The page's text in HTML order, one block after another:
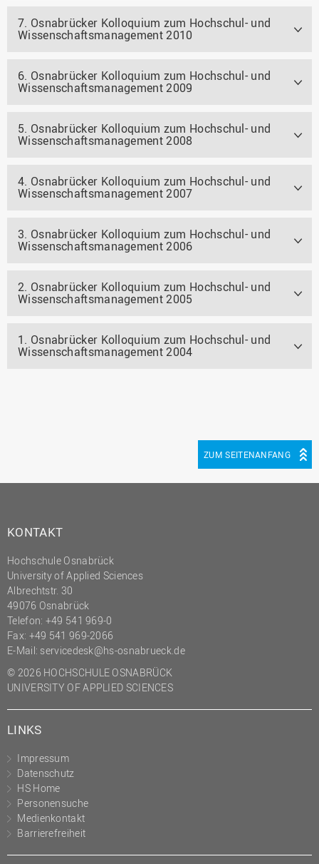
7. Osnabrücker Kolloquium zum Hochschul- und
Wissenschaftsmanagement 2010
6. Osnabrücker Kolloquium zum Hochschul- und
Wissenschaftsmanagement 2009
5. Osnabrücker Kolloquium zum Hochschul- und
Wissenschaftsmanagement 2008
4. Osnabrücker Kolloquium zum Hochschul- und
Wissenschaftsmanagement 2007
3. Osnabrücker Kolloquium zum Hochschul- und
Wissenschaftsmanagement 2006
2. Osnabrücker Kolloquium zum Hochschul- und
Wissenschaftsmanagement 2005
1. Osnabrücker Kolloquium zum Hochschul- und
Wissenschaftsmanagement 2004
ZUM SEITENANFANG
KONTAKT
Hochschule Osnabrück
University of Applied Sciences
Albrechtstr. 30
49076 Osnabrück
Telefon: +49 541 969-0
Fax: +49 541 969-2066
E-Mail: servicedesk@hs-osnabrueck.de
© 2026 HOCHSCHULE OSNABRÜCK
UNIVERSITY OF APPLIED SCIENCES
LINKS
Impressum
Datenschutz
HS Home
Personensuche
Medienkontakt
Barrierefreiheit